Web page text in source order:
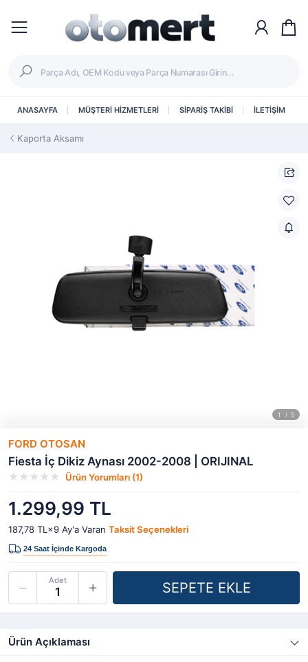
ANASAYFA MÜŞTERİ HİZMETLERİ SİPARİŞ TAKİBİ İLETİŞİM
Kaporta Aksamı
FORD OTOSAN
Fiesta İç Dikiz Aynası 2002-2008 | ORIJINAL
Ürün Yorumları (1)
1.299,99 TL
187,78 TL×9 Ay'a Varan Taksit Seçenekleri
Adet
Ürün Açıklaması